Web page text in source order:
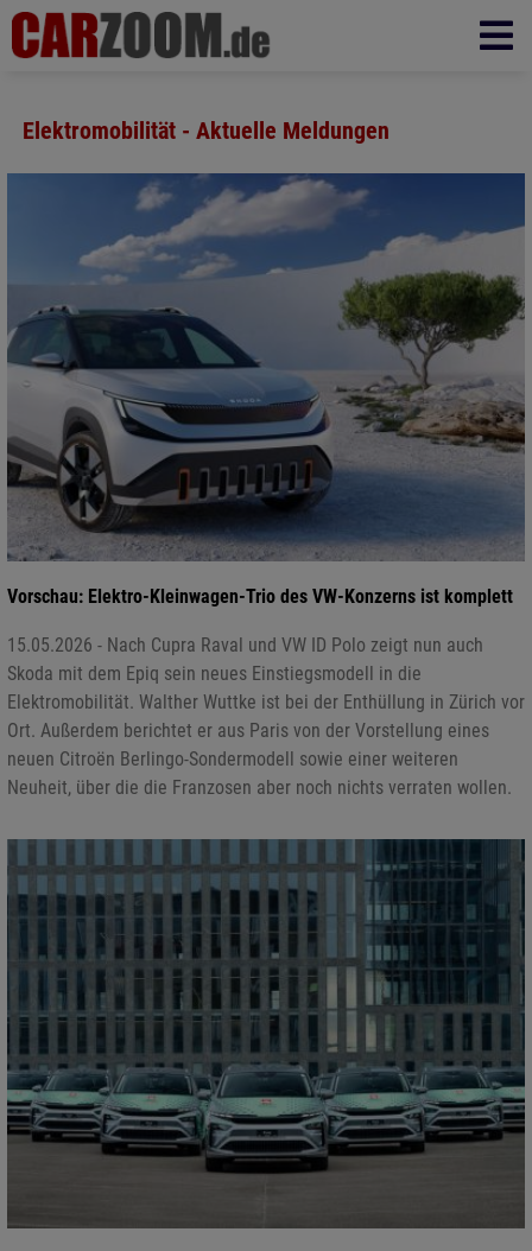
Elektromobilität - Aktuelle Meldungen
Vorschau: Elektro-Kleinwagen-Trio des VW-Konzerns ist komplett
15.05.2026 - Nach Cupra Raval und VW ID Polo zeigt nun auch
Skoda mit dem Epiq sein neues Einstiegsmodell in die
Elektromobilität. Walther Wuttke ist bei der Enthüllung in Zürich vor
Ort. Außerdem berichtet er aus Paris von der Vorstellung eines
neuen Citroën Berlingo-Sondermodell sowie einer weiteren
Neuheit, über die die Franzosen aber noch nichts verraten wollen.